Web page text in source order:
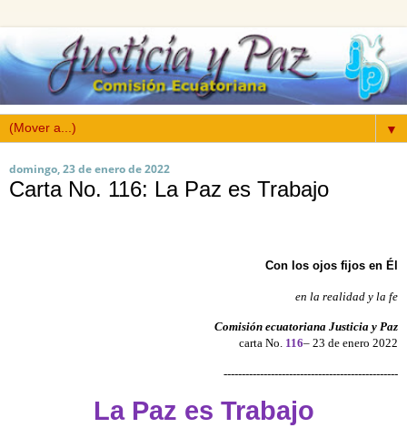
▼
domingo, 23 de enero de 2022
Carta No. 116: La Paz es Trabajo
Con los ojos fijos en Él
en la realidad y la fe
Comisión ecuatoriana Justicia y Paz
carta No. 116– 23 de enero 2022
------------------------------------------------
La Paz es Trabajo